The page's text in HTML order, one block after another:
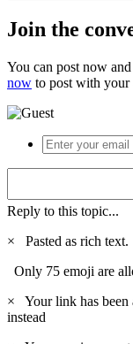
Join the
You can post now
now to post with your
Reply to this topic...
×
Pasted as rich text.
Only 75 emoji are
×
Your link has
instead